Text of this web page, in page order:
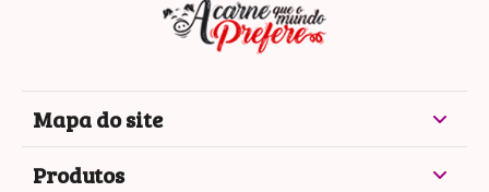
Mapa do site
Produtos